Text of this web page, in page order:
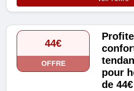
44€
OFFRE
pour
de 44€